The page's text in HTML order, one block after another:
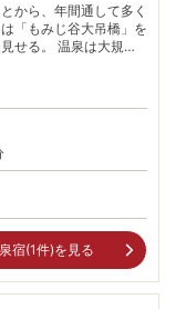
から、年間通して多く
「もみじ谷大吊橋」を
は大規模
泉が有名だが、黒磯エ
昭和44年に同地で温
地下約1200mで良質
石造りなど、どちらも
四季折々の那須連山の
宿(1件)を見る